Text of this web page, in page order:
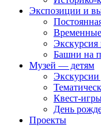
Экспозиции и
Экскурсия
Башни на
Музей — детям
Экскурсии
Квест-
День
Проекты